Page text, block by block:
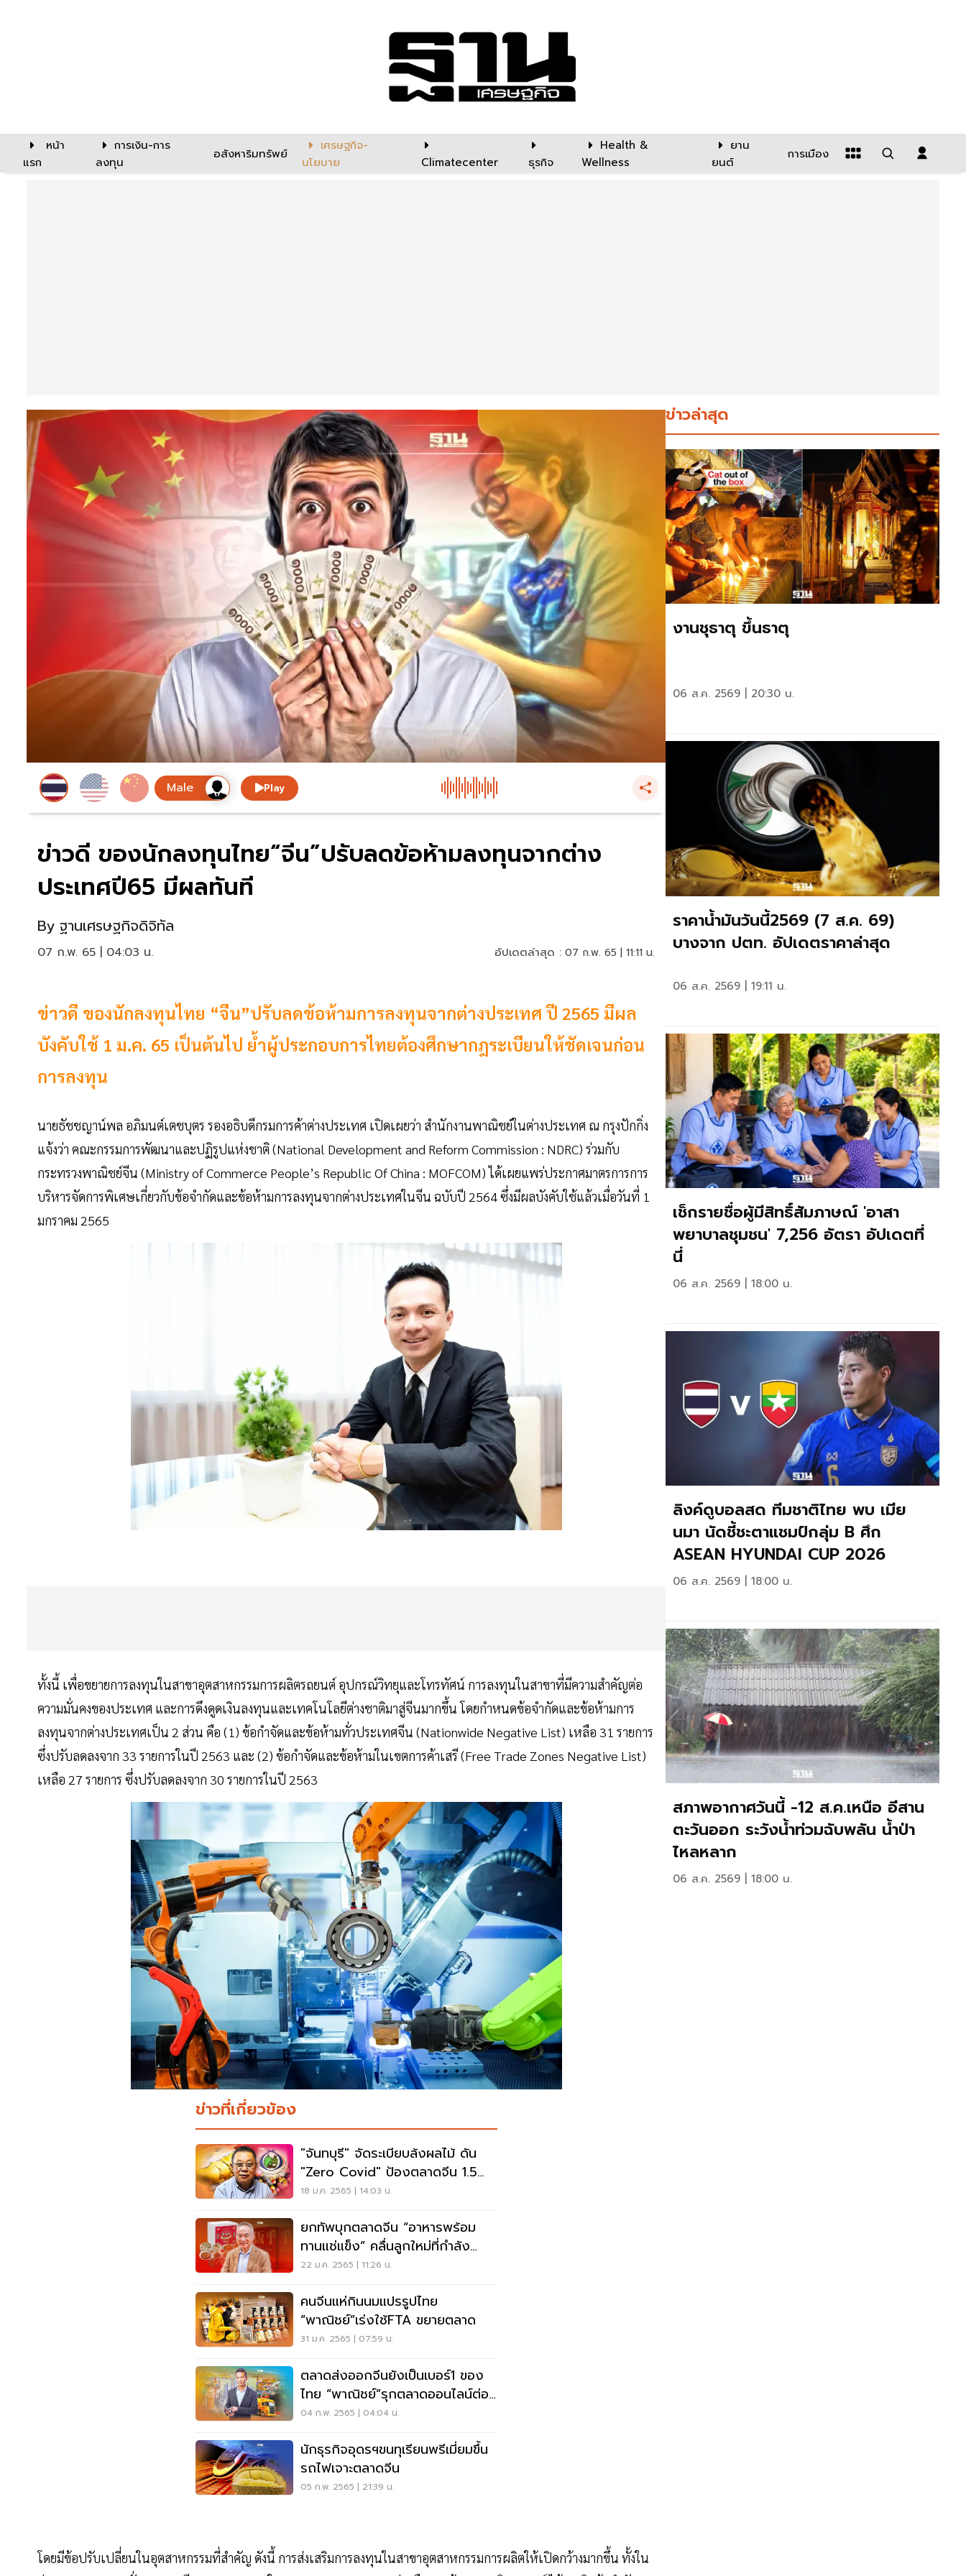
หน้า
แรก
การเงิน-การ
ลงทุน
อสังหาริมทรัพย์
เศรษฐกิจ-
นโยบาย
Climatecenter ธุรกิจ
Health &
Wellness
ยาน
ยนต์
การเมือง
Play
ข่าวดี ของนักลงทุนไทย“จีน”ปรับลดข้อห้ามลงทุนจากต่าง
ประเทศปี65 มีผลทันที
By ฐานเศรษฐกิจดิจิทัล
07 ก.พ. 65 | 04:03 น. อัปเดตล่าสุด : 07 ก.พ. 65 | 11:11 น.
ข่าวดี ของนักลงทุนไทย “จีน”ปรับลดข้อห้ามการลงทุนจากต่างประเทศ ปี 2565 มีผล
บังคับใช้ 1 ม.ค. 65 เป็นต้นไป ย้ำผู้ประกอบการไทยต้องศึกษากฎระเบียนให้ชัดเจนก่อน
การลงทุน
นายธัชชญาน์พล อภิมนต์เตชบุตร รองอธิบดีกรมการค้าต่างประเทศ เปิดเผยว่า สำนักงานพาณิชย์ในต่างประเทศ ณ กรุงปักกิ่ง
แจ้งว่า คณะกรรมการพัฒนาและปฏิรูปแห่งชาติ (National Development and Reform Commission : NDRC) ร่วมกับ
กระทรวงพาณิชย์จีน (Ministry of Commerce People’s Republic Of China : MOFCOM) ได้เผยแพร่ประกาศมาตรการการ
บริหารจัดการพิเศษเกี่ยวกับข้อจำกัดและข้อห้ามการลงทุนจากต่างประเทศในจีน ฉบับปี 2564 ซึ่งมีผลบังคับใช้แล้วเมื่อวันที่ 1
มกราคม 2565
ทั้งนี้ เพื่อขยายการลงทุนในสาขาอุตสาหกรรมการผลิตรถยนต์ อุปกรณ์วิทยุและโทรทัศน์ การลงทุนในสาขาที่มีความสำคัญต่อ
ความมั่นคงของประเทศ และการดึงดูดเงินลงทุนและเทคโนโลยีต่างชาติมาสู่จีนมากขึ้น โดยกำหนดข้อจำกัดและข้อห้ามการ
ลงทุนจากต่างประเทศเป็น 2 ส่วน คือ (1) ข้อกำจัดและข้อห้ามทั่วประเทศจีน (Nationwide Negative List) เหลือ 31 รายการ
ซึ่งปรับลดลงจาก 33 รายการในปี 2563 และ (2) ข้อกำจัดและข้อห้ามในเขตการค้าเสรี (Free Trade Zones Negative List)
เหลือ 27 รายการ ซึ่งปรับลดลงจาก 30 รายการในปี 2563
ข่าวที่เกี่ยวข้อง
"จันทบุรี" จัดระเบียบล้งผลไม้ ดัน
"Zero Covid" ป้องตลาดจีน 1.5
แสนล้าน
18 ม.ค. 2565 | 14:03 น.
ยกทัพบุกตลาดจีน “อาหารพร้อม
ทานแช่แข็ง” คลื่นลูกใหม่ที่กำลัง
เติบโต
22 ม.ค. 2565 | 11:26 น.
คนจีนแห่กินนมแปรรูปไทย
“พาณิชย์”เร่งใช้FTA ขยายตลาด
31 ม.ค. 2565 | 07:59 น.
ตลาดส่งออกจีนยังเป็นเบอร์1 ของ
ไทย “พาณิชย์”รุกตลาดออนไลน์ต่อ
เนื่อง
04 ก.พ. 2565 | 04:04 น.
นักธุรกิจอุดรฯขนทุเรียนพรีเมี่ยมขึ้น
รถไฟเจาะตลาดจีน
05 ก.พ. 2565 | 21:39 น.
โดยมีข้อปรับเปลี่ยนในอุตสาหกรรมที่สำคัญ ดังนี้ การส่งเสริมการลงทุนในสาขาอุตสาหกรรมการผลิตให้เปิดกว้างมากขึ้น ทั้งใน
ข่าวล่าสุด
งานชุธาตุ ขึ้นธาตุ
06 ส.ค. 2569 | 20:30 น.
ราคาน้ำมันวันนี้2569 (7 ส.ค. 69)
บางจาก ปตท. อัปเดตราคาล่าสุด
06 ส.ค. 2569 | 19:11 น.
เช็กรายชื่อผู้มีสิทธิ์สัมภาษณ์ 'อาสา
พยาบาลชุมชน' 7,256 อัตรา อัปเดตที่
นี่
06 ส.ค. 2569 | 18:00 น.
ลิงค์ดูบอลสด ทีมชาติไทย พบ เมีย
นมา นัดชี้ชะตาแชมป์กลุ่ม B ศึก
ASEAN HYUNDAI CUP 2026
06 ส.ค. 2569 | 18:00 น.
สภาพอากาศวันนี้ -12 ส.ค.เหนือ อีสาน
ตะวันออก ระวังน้ำท่วมฉับพลัน น้ำป่า
ไหลหลาก
06 ส.ค. 2569 | 18:00 น.